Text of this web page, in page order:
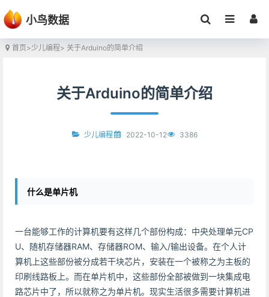
小鸟数据
首页>少儿编程> 关于Arduino的简单介绍
关于Arduino的简单介绍
少儿编程 2022-10-12 3386
什么是单片机
一台能够工作的计算机要有这样几个部份构成：中央处理单元CP
U、随机存储器RAM、存储器ROM、输入/输出设备。在个人计
算机上这些部份被分成若干块芯片，安装在一个被称之为主板的
印刷线路板上。而在单片机中，这些部份全部被做到一块集成电
路芯片中了，所以就称之为单片机。现实生活很多需要计算机进